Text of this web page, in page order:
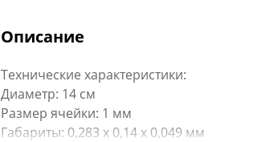
Описание
Технические характеристики:
Диаметр: 14 см
Размер ячейки: 1 мм
Габариты: 0,283 x 0,14 x 0,049 мм